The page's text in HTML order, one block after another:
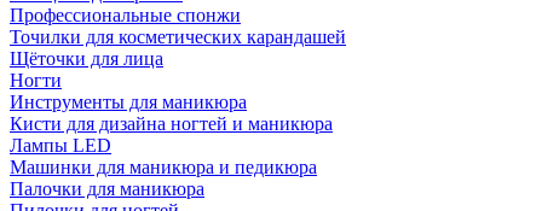
Профессиональные спонжи
Точилки для косметических карандашей
Щёточки для лица
Ногти
Инструменты для маникюра
Кисти для дизайна ногтей и маникюра
Лампы LED
Машинки для маникюра и педикюра
Палочки для маникюра